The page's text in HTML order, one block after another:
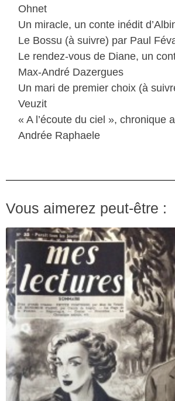
Ohnet
Un miracle, un conte inédit
Le Bossu (à suivre) par Paul
Le rendez-vous de Diane, un
Max-André Dazergues
Un mari de premier choix (à
Veuzit
« A l’écoute du ciel », chronique
Andrée Raphaele
Vous aimerez peut-être :